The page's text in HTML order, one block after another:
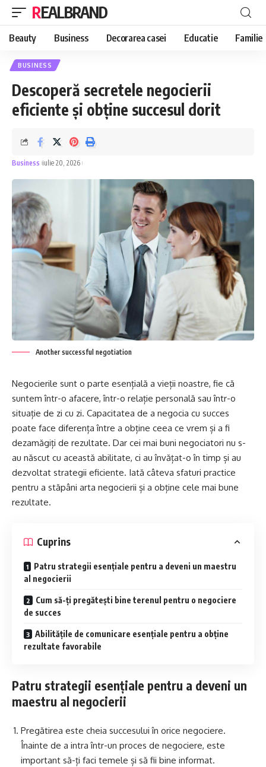
REALBRAND
Beauty Business Decorarea casei Educatie Familie
BUSINESS
Descoperă secretele negocierii
eficiente și obține succesul dorit
Business iulie 20, 2026
Another successful negotiation
Negocierile sunt o parte esențială a vieții noastre, fie că
suntem într-o afacere, într-o relație personală sau într-o
situație de zi cu zi. Capacitatea de a negocia cu succes
poate face diferența între a obține ceea ce vrem și a fi
dezamăgiți de rezultate. Dar cei mai buni negociatori nu s-
au născut cu această abilitate, ci au învățat-o în timp și au
dezvoltat strategii eficiente. Iată câteva sfaturi practice
pentru a stăpâni arta negocierii și a obține cele mai bune
rezultate.
Cuprins
Patru strategii esențiale pentru a deveni un maestru
al negocierii
Cum să-ți pregătești bine terenul pentru o negociere
de succes
Abilitățile de comunicare esențiale pentru a obține
rezultate favorabile
Patru strategii esențiale pentru a deveni un
maestru al negocierii
Pregătirea este cheia succesului în orice negociere.
Înainte de a intra într-un proces de negociere, este
important să-ți faci temele și să fii bine informat.